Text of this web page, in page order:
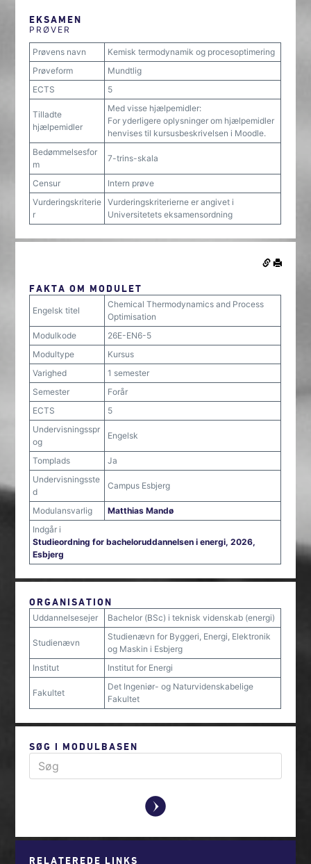
EKSAMEN
PRØVER
Prøvens navn
Kemisk termodynamik og procesoptimering
Prøveform
Mundtlig
ECTS
5
Tilladte
hjælpemidler
Med visse hjælpemidler:
For yderligere oplysninger om hjælpemidler
henvises til kursusbeskrivelsen i Moodle.
Bedømmelsesfor
m
7-trins-skala
Censur
Intern prøve
Vurderingskriterie
r
Vurderingskriterierne er angivet i
Universitetets eksamensordning
FAKTA OM MODULET
Engelsk titel
Chemical Thermodynamics and Process
Optimisation
Modulkode
26E-EN6-5
Modultype
Kursus
Varighed
1 semester
Semester
Forår
ECTS
5
Undervisningsspr
og
Engelsk
Tomplads
Ja
Undervisningsste
d
Campus Esbjerg
Modulansvarlig
Matthias Mandø
Indgår i
Studieordning for bacheloruddannelsen i energi, 2026,
Esbjerg
ORGANISATION
Uddannelsesejer Bachelor (BSc) i teknisk videnskab (energi)
Studienævn
Studienævn for Byggeri, Energi, Elektronik
og Maskin i Esbjerg
Institut
Institut for Energi
Fakultet
Det Ingeniør- og Naturvidenskabelige
Fakultet
SØG I MODULBASEN
y
RELATEREDE LINKS